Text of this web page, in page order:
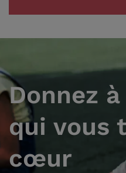
Donnez
qui vous
cœur